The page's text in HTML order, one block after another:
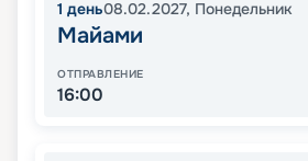
1 день08.02.2027, Понедельник
Майами
ОТПРАВЛЕНИЕ
16:00